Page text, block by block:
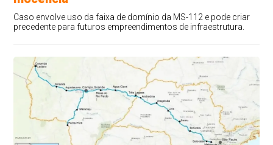
Caso envolve uso da faixa de domínio da MS-112 e pode criar
precedente para futuros empreendimentos de infraestrutura.